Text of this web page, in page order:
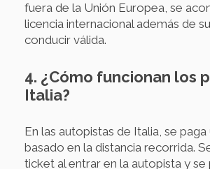
fuera de la Unión Europea, se
licencia internacional además de
conducir válida.
4. ¿Cómo funcionan los
Italia?
En las autopistas de Italia, se paga
basado en la distancia recorrida.
ticket al entrar en la autopista y se